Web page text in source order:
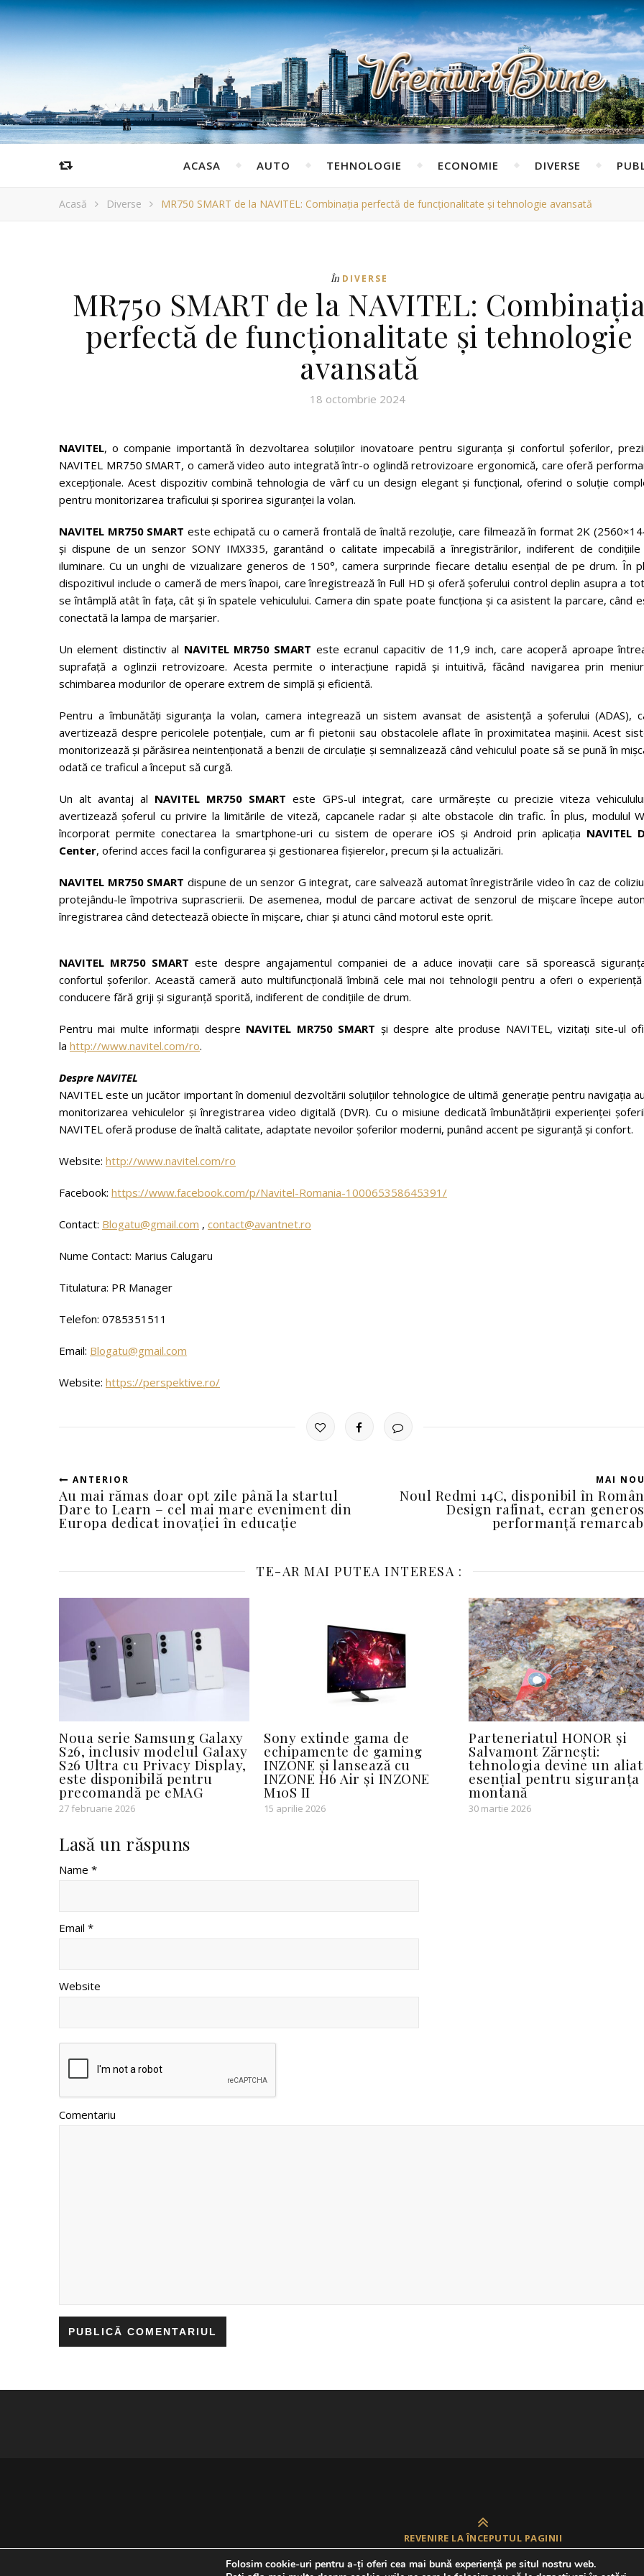
ACASA AUTO TEHNOLOGIE ECONOMIE DIVERSE
Acasă Diverse MR750 SMART de la NAVITEL: Combinația perfectă de funcționalitate și tehnologie avansată
În DIVERSE
MR750 SMART de la NAVITEL:
perfectă de funcționalitate și tehnologie
avansată
18 octombrie 2024
NAVITEL, o companie importantă în dezvoltarea soluțiilor inovatoare pentru siguranța și confortul șoferilor,
NAVITEL MR750 SMART, o cameră video auto integrată într-o oglindă retrovizoare ergonomică, care oferă
excepționale. Acest dispozitiv combină tehnologia de vârf cu un design elegant și funcțional, oferind o soluție
pentru monitorizarea traficului și sporirea siguranței la volan.
NAVITEL MR750 SMART este echipată cu o cameră frontală de înaltă rezoluție, care filmează în format 2K
și dispune de un senzor SONY IMX335, garantând o calitate impecabilă a înregistrărilor, indiferent de
iluminare. Cu un unghi de vizualizare generos de 150°, camera surprinde fiecare detaliu esențial de pe drum. În
dispozitivul include o cameră de mers înapoi, care înregistrează în Full HD și oferă șoferului control deplin asupra a
se întâmplă atât în fața, cât și în spatele vehiculului. Camera din spate poate funcționa și ca asistent la parcare, când
conectată la lampa de marșarier.
Un element distinctiv al NAVITEL MR750 SMART este ecranul capacitiv de 11,9 inch, care acoperă aproape
suprafață a oglinzii retrovizoare. Acesta permite o interacțiune rapidă și intuitivă, făcând navigarea prin
schimbarea modurilor de operare extrem de simplă și eficientă.
Pentru a îmbunătăți siguranța la volan, camera integrează un sistem avansat de asistență a șoferului (ADAS),
avertizează despre pericolele potențiale, cum ar fi pietonii sau obstacolele aflate în proximitatea mașinii. Acest
monitorizează și părăsirea neintenționată a benzii de circulație și semnalizează când vehiculul poate să se pună în
odată ce traficul a început să curgă.
Un alt avantaj al NAVITEL MR750 SMART este GPS-ul integrat, care urmărește cu precizie viteza
avertizează șoferul cu privire la limitările de viteză, capcanele radar și alte obstacole din trafic. În plus, modulul
încorporat permite conectarea la smartphone-uri cu sistem de operare iOS și Android prin aplicația NAVITEL
Center, oferind acces facil la configurarea și gestionarea fișierelor, precum și la actualizări.
NAVITEL MR750 SMART dispune de un senzor G integrat, care salvează automat înregistrările video în caz de
protejându-le împotriva suprascrierii. De asemenea, modul de parcare activat de senzorul de mișcare începe
înregistrarea când detectează obiecte în mișcare, chiar și atunci când motorul este oprit.
NAVITEL MR750 SMART este despre angajamentul companiei de a aduce inovații care să sporească
confortul șoferilor. Această cameră auto multifuncțională îmbină cele mai noi tehnologii pentru a oferi o
conducere fără griji și siguranță sporită, indiferent de condițiile de drum.
Pentru mai multe informații despre NAVITEL MR750 SMART și despre alte produse NAVITEL, vizitați site-ul
la http://www.navitel.com/ro.
Despre NAVITEL
NAVITEL este un jucător important în domeniul dezvoltării soluțiilor tehnologice de ultimă generație pentru navigația
monitorizarea vehiculelor și înregistrarea video digitală (DVR). Cu o misiune dedicată îmbunătățirii experienței
NAVITEL oferă produse de înaltă calitate, adaptate nevoilor șoferilor moderni, punând accent pe siguranță și confort.
Website: http://www.navitel.com/ro
Facebook: https://www.facebook.com/p/Navitel-Romania-100065358645391/
Contact: Blogatu@gmail.com , contact@avantnet.ro
Nume Contact: Marius Calugaru
Titulatura: PR Manager
Telefon: 0785351511
Email: Blogatu@gmail.com
Website: https://perspektive.ro/
ANTERIOR
Au mai rămas doar opt zile până la startul
Dare to Learn – cel mai mare eveniment din
Europa dedicat inovației în educație
MAI NOU
Noul Redmi 14C, disponibil în
Design rafinat, ecran
performanță
TE-AR MAI PUTEA INTERESA :
Noua serie Samsung Galaxy
S26, inclusiv modelul Galaxy
S26 Ultra cu Privacy Display,
este disponibilă pentru
precomandă pe eMAG
27 februarie 2026
Sony extinde gama de
echipamente de gaming
INZONE și lansează cu
INZONE H6 Air și INZONE
M10S II
15 aprilie 2026
Parteneriatul HONOR și
Salvamont Zărnești:
tehnologia devine un aliat
esențial pentru siguranța
montană
30 martie 2026
Lasă un răspuns
Name *
Email *
Website
Comentariu
REVENIRE LA ÎNCEPUTUL PAGINII
Folosim cookie-uri pentru a-ți oferi cea mai bună experiență pe situl nostru web.